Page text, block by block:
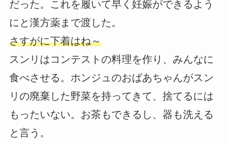
だった。これを履いて早く妊娠ができるよう
にと漢方薬まで渡した。
さすがに下着はね～
スンリはコンテストの料理を作り、みんなに
食べさせる。ホンジュのおばあちゃんがスン
リの廃棄した野菜を持ってきて、捨てるには
もったいない。お茶もできるし、器も洗える
と言う。